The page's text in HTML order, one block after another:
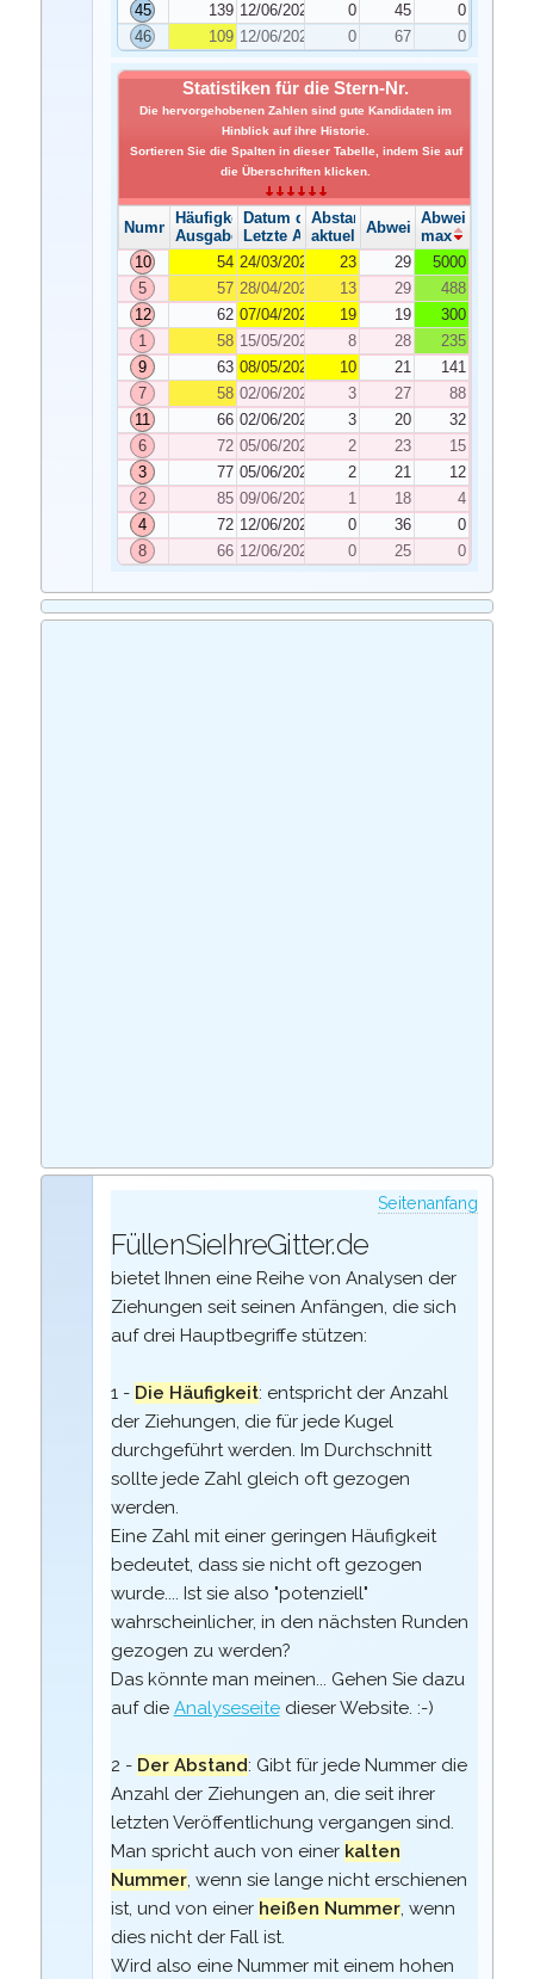
45
139 12/06/2020 0 45
0
46
109 12/06/2020 0 67 0
Statistiken für die Stern-Nr.
Die hervorgehobenen Zahlen sind gute Kandidaten im
Hinblick auf ihre Historie.
Sortieren Sie die Spalten in dieser Tabelle, indem Sie auf
die Überschriften klicken.
Nummer
Häufigkeit der Ausgabe
Ausgabe
Datum der Ausgabe
Letzte Ausgabe
Abstand
aktuelleAbweichung
Abweichung
max
10
54 24/03/2020 23 29
5000
5
57 28/04/2020 13 29
488
12
62 07/04/2020 19 19
300
1
58 15/05/2020 8 28
235
9
63 08/05/2020 10 21
141
7
58 02/06/2020 3 27
88
11
66 02/06/2020 3 20
32
6
72 05/06/2020 2 23
15
3
77 05/06/2020 2 21
12
2
85 09/06/2020 1 18
4
4
72 12/06/2020 0 36
0
8
66 12/06/2020 0 25 0
Seitenanfang
FüllenSieIhreGitter.de
bietet Ihnen eine Reihe von Analysen der
Ziehungen seit seinen Anfängen, die sich
auf drei Hauptbegriffe stützen:
1 - Die Häufigkeit: entspricht der Anzahl
der Ziehungen, die für jede Kugel
durchgeführt werden. Im Durchschnitt
sollte jede Zahl gleich oft gezogen
werden.
Eine Zahl mit einer geringen Häufigkeit
bedeutet, dass sie nicht oft gezogen
wurde.... Ist sie also "potenziell"
wahrscheinlicher, in den nächsten Runden
gezogen zu werden?
Das könnte man meinen... Gehen Sie dazu
auf die Analyseseitedieser Website. :-)
2 - Der Abstand: Gibt für jede Nummer die
Anzahl der Ziehungen an, die seit ihrer
letzten Veröffentlichung vergangen sind.
Man spricht auch von einer kalten
Nummer, wenn sie lange nicht erschienen
ist, und von einer heißen Nummer, wenn
dies nicht der Fall ist.
Wird also eine Nummer mit einem hohen